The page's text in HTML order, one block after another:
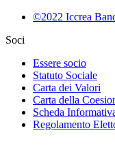
©2022 Iccrea
Soci
Essere socio
Statuto Sociale
Carta dei Valori
Carta della
Scheda
Regolamento